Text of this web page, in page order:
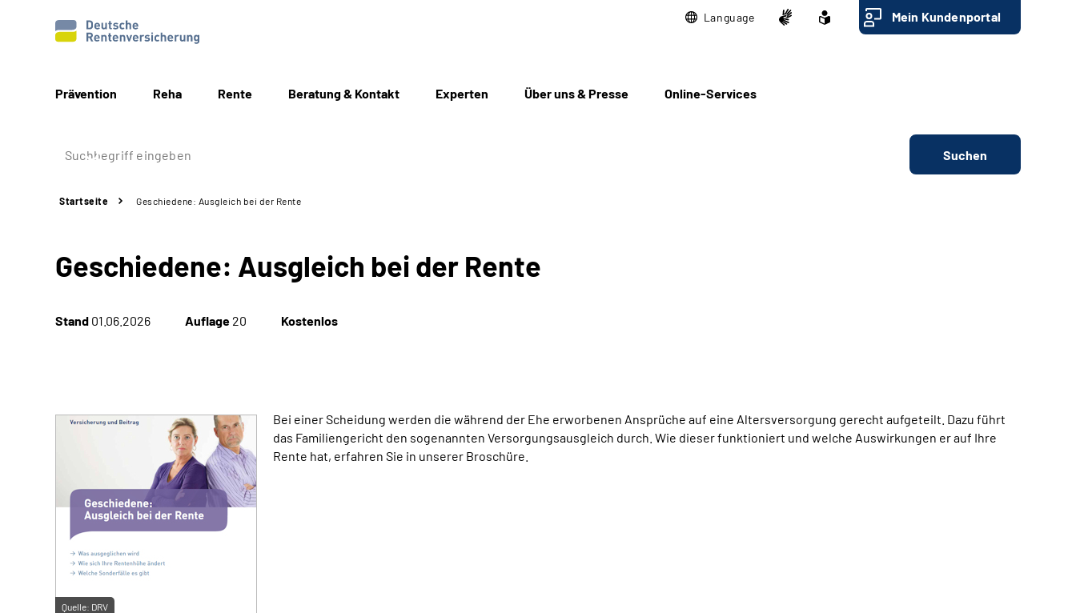
Language Mein Kundenportal
Prävention Reha Rente Beratung & Kontakt Experten Über uns & Presse Online-Services
Suchen
Startseite Geschiedene: Ausgleich bei der Rente
Geschiedene: Ausgleich bei der Rente
Stand 01.06.2026 Auflage 20 Kostenlos
Quelle: DRV
Bei einer Scheidung werden die während der Ehe erworbenen Ansprüche auf eine Altersversorgung gerecht aufgeteilt. Dazu führt
das Familiengericht den sogenannten Versorgungsausgleich durch. Wie dieser funktioniert und welche Auswirkungen er auf Ihre
Rente hat, erfahren Sie in unserer Broschüre.